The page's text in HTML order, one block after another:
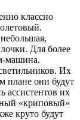
классно
Для более
машина.
Их
плане они будут
ассистентов их
«криповый»
круто будут